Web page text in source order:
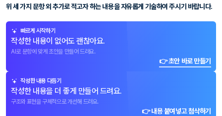
위 세 가지 문항 외 추가로 적고자 하는 내용을 자유롭게 기술하여 주시기 바랍니다.
빠르게 시작하기
작성한 내용이 없어도 괜찮아요.
AI로 문항에 맞게 초안을 만들어 드려요.
👉 초안 바로 만들기
작성한 내용 다듬기
작성한 내용을 더 좋게 만들어 드려요.
구조와 표현을 구체적으로 개선해 드려요.
👉 내용 붙여넣고 첨삭하기